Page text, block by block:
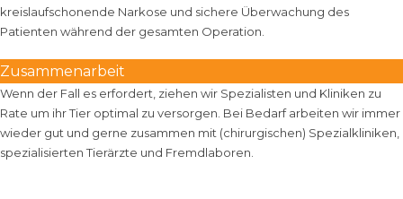
kreislaufschonende Narkose und sichere Überwachung des
Patienten während der gesamten Operation.
Zusammenarbeit
Wenn der Fall es erfordert, ziehen wir Spezialisten und Kliniken zu
Rate um ihr Tier optimal zu versorgen. Bei Bedarf arbeiten wir immer
wieder gut und gerne zusammen mit (chirurgischen) Spezialkliniken,
spezialisierten Tierärzte und Fremdlaboren.